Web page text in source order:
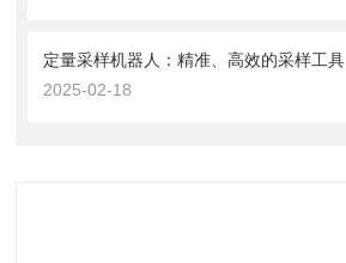
定量采样机器人：精准、高效的采样工具
2025-02-18